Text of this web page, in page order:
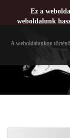
Ez a
weboldalunk
A weboldalunkon